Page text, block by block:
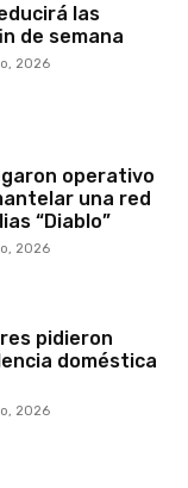
las
de semana
2026
operativo
una red
“Diablo”
2026
pidieron
doméstica
2026